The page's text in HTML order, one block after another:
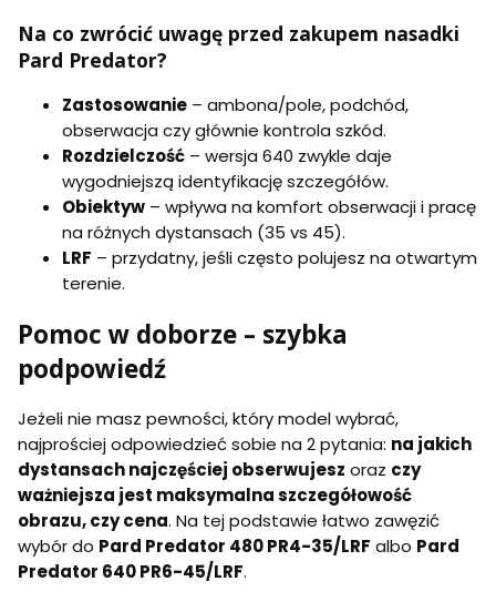
Na co zwrócić uwagę przed zakupem nasadki
Pard Predator?
Zastosowanie – ambona/pole, podchód,
obserwacja czy głównie kontrola szkód.
Rozdzielczość – wersja 640 zwykle daje
wygodniejszą identyfikację szczegółów.
Obiektyw – wpływa na komfort obserwacji i pracę
na różnych dystansach (35 vs 45).
LRF – przydatny, jeśli często polujesz na otwartym
terenie.
Pomoc w doborze – szybka
podpowiedź
Jeżeli nie masz pewności, który model wybrać,
najprościej odpowiedzieć sobie na 2 pytania: na jakich
dystansach najczęściej obserwujesz oraz czy
ważniejsza jest maksymalna szczegółowość
obrazu, czy cena. Na tej podstawie łatwo zawęzić
wybór do Pard Predator 480 PR4-35/LRF albo Pard
Predator 640 PR6-45/LRF.